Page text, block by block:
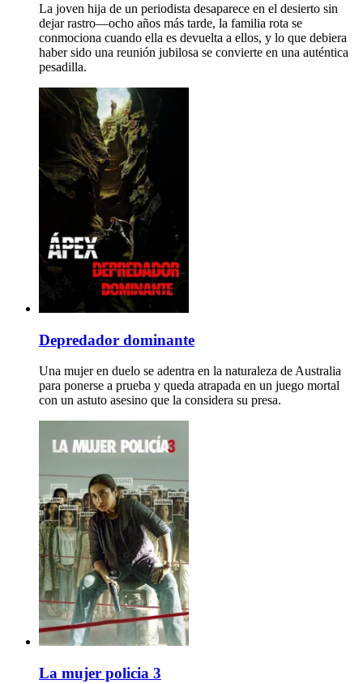
La joven hija de un periodista desaparece en el desierto sin
dejar rastro—ocho años más tarde, la familia rota se
conmociona cuando ella es devuelta a ellos, y lo que debiera
haber sido una reunión jubilosa se convierte en una auténtica
pesadilla.
Depredador dominante
Una mujer en duelo se adentra en la naturaleza de Australia
para ponerse a prueba y queda atrapada en un juego mortal
con un astuto asesino que la considera su presa.
La mujer policia 3